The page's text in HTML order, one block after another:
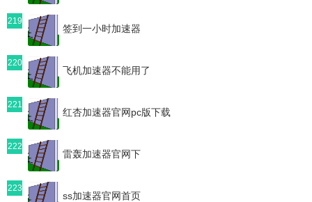
219
签到一小时加速器
220
飞机加速器不能用了
221
红杏加速器官网pc版下载
222
雷轰加速器官网下
223
ss加速器官网首页